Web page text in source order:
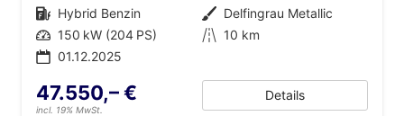
Kraftstoff Hybrid Benzin Außenfarbe Delfingrau Metallic
Leistung 150 kW (204 PS) Kilometerstand 10 km
01.12.2025
47.550,– €
incl. 19% MwSt.
Details